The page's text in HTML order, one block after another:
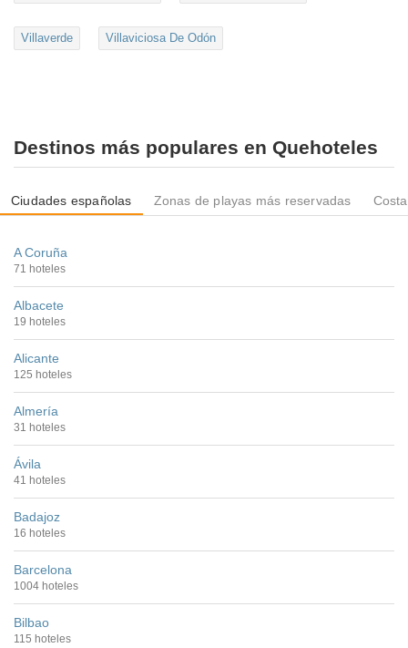
Villaverde Villaviciosa De Odón
Destinos más populares en Quehoteles
Ciudades españolas Zonas de playas más reservadas
A Coruña
71 hoteles
Albacete
19 hoteles
Alicante
125 hoteles
Almería
31 hoteles
Ávila
41 hoteles
Badajoz
16 hoteles
Barcelona
1004 hoteles
Bilbao
115 hoteles